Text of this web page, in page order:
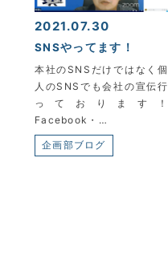
2021.07.30
SNSやってます！
本社のSNSだけではなく個
人のSNSでも会社の宣伝行
っております！
Facebook・…
企画部ブログ